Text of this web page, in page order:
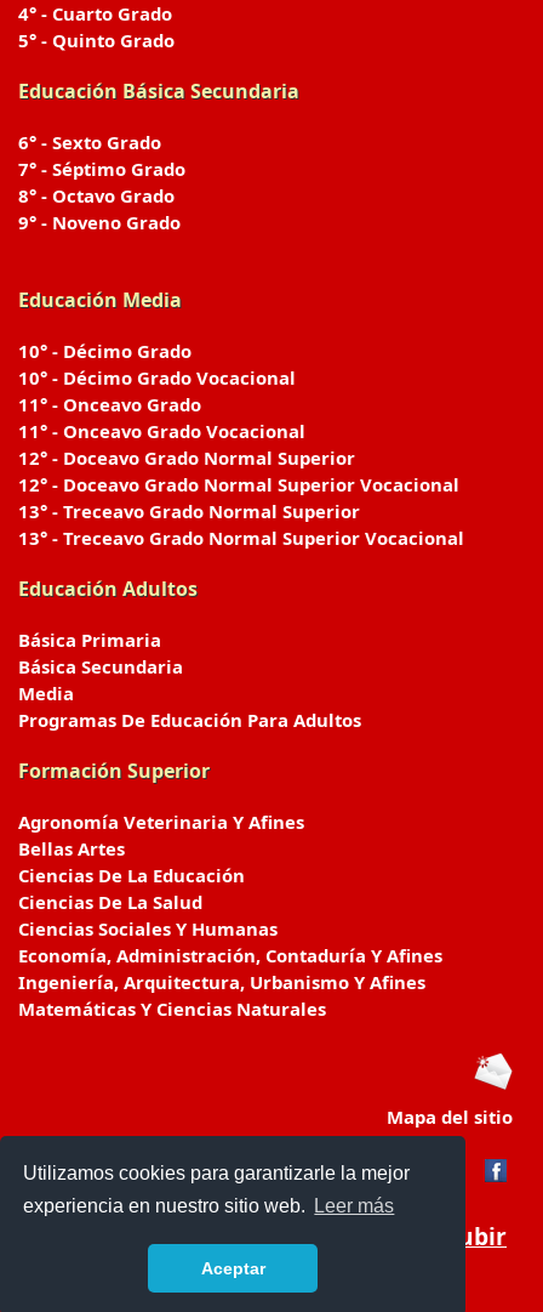
Utilizamos cookies para garantizarle la mejor
experiencia en nuestro sitio web.
Leer más
Aceptar
4° - Cuarto Grado
5° - Quinto Grado
Educación Básica Secundaria
6° - Sexto Grado
7° - Séptimo Grado
8° - Octavo Grado
9° - Noveno Grado
Educación Media
10° - Décimo Grado
10° - Décimo Grado Vocacional
11° - Onceavo Grado
11° - Onceavo Grado Vocacional
12° - Doceavo Grado Normal Superior
12° - Doceavo Grado Normal Superior Vocacional
13° - Treceavo Grado Normal Superior
13° - Treceavo Grado Normal Superior Vocacional
Educación Adultos
Básica Primaria
Básica Secundaria
Media
Programas De Educación Para Adultos
Formación Superior
Agronomía Veterinaria Y Afines
Bellas Artes
Ciencias De La Educación
Ciencias De La Salud
Ciencias Sociales Y Humanas
Economía, Administración, Contaduría Y Afines
Ingeniería, Arquitectura, Urbanismo Y Afines
Matemáticas Y Ciencias Naturales
Mapa del sitio
Subir